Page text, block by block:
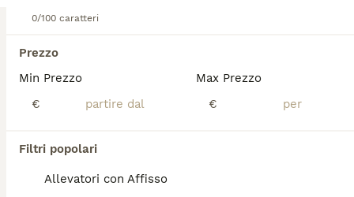
0/100 caratteri
Prezzo
Min Prezzo
€
Max Prezzo
€
Filtri popolari
Allevatori con Affisso
Tre simpatici fratelli
Sesso Prezzo